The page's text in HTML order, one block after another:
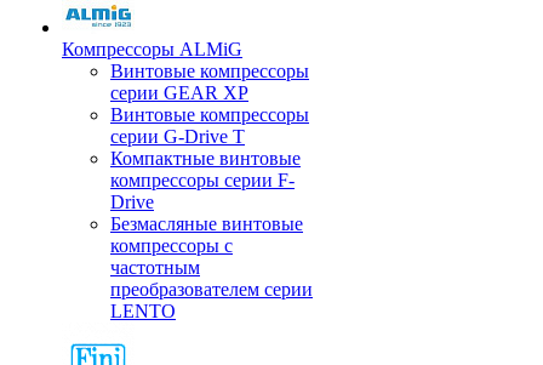
Компрессоры ALMiG
Винтовые компрессоры
серии GEAR XP
Винтовые компрессоры
серии G-Drive T
Компактные винтовые
компрессоры серии F-
Drive
Безмасляные винтовые
компрессоры с
частотным
преобразователем серии
LENTO